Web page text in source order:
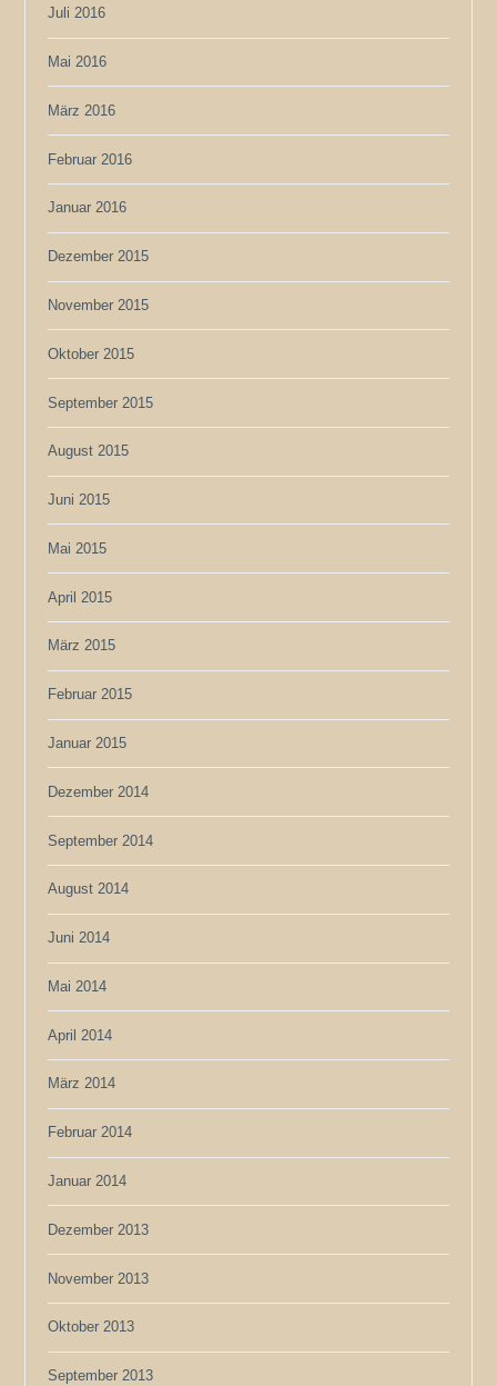
Juli 2016
Mai 2016
März 2016
Februar 2016
Januar 2016
Dezember 2015
November 2015
Oktober 2015
September 2015
August 2015
Juni 2015
Mai 2015
April 2015
März 2015
Februar 2015
Januar 2015
Dezember 2014
September 2014
August 2014
Juni 2014
Mai 2014
April 2014
März 2014
Februar 2014
Januar 2014
Dezember 2013
November 2013
Oktober 2013
September 2013